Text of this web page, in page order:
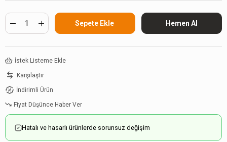
İstek Listeme Ekle
Karşılaştır
İndirimli Ürün
Fiyat Düşünce Haber Ver
Hatalı ve hasarlı ürünlerde sorunsuz değişim